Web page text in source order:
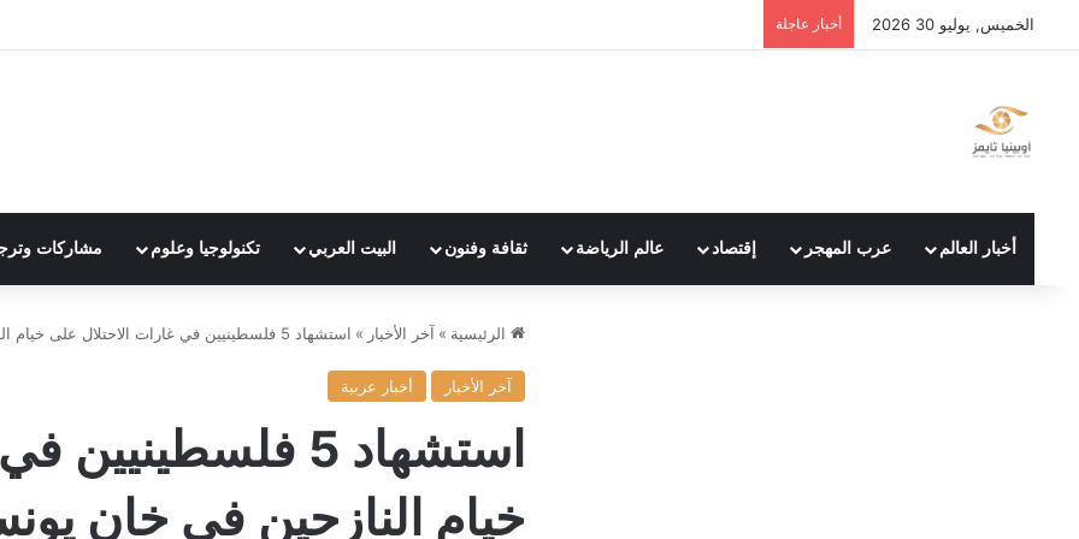
الخميس, يوليو 30 2026 أخبار عاجلة
أخبار العالم عرب المهجر إقتصاد عالم الرياضة ثقافة وفنون البيت العربي تكنولوجيا وعلوم مشاركات
الرئيسية » آخر الأخبار » استشهاد 5 فلسطينيين في غارات الاحتلال على خيام النازحين في خان يونس
آخر الأخبار أخبار عربية
استشهاد 5
خيام النازحين في خان